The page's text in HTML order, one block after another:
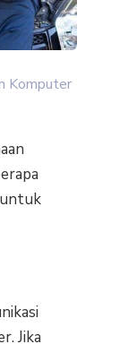
Komputer
Jika